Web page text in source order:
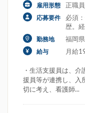
雇用形態 正職員
応募要件
必須
歴。
勤務地 福岡
給与 月給
・生活支援員は、
援員等が連携し、入
切に考え、看護師...